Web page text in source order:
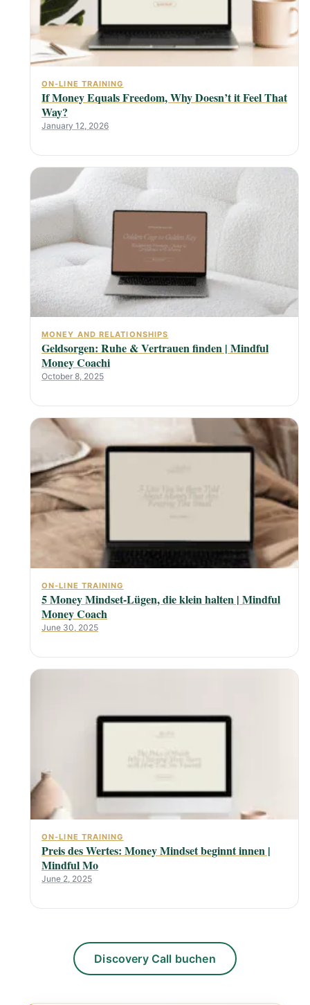
ON-LINE TRAINING
If Money Equals Freedom, Why Doesn’t it Feel That
Way?
January 12, 2026
MONEY AND RELATIONSHIPS
Geldsorgen: Ruhe & Vertrauen finden | Mindful
Money Coachi
October 8, 2025
ON-LINE TRAINING
5 Money Mindset-Lügen, die klein halten | Mindful
Money Coach
June 30, 2025
ON-LINE TRAINING
Preis des Wertes: Money Mindset beginnt innen |
Mindful Mo
June 2, 2025
Discovery Call buchen